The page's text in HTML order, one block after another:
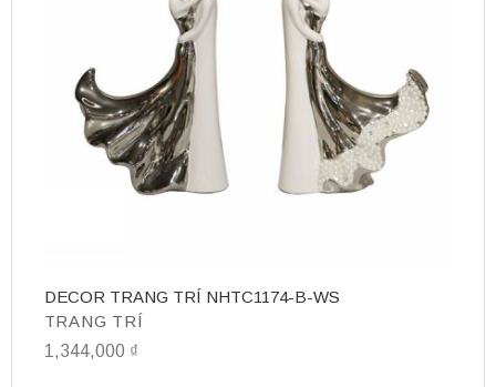
TRANG TRÍ
DECOR TRANG TRÍ NHTC1174-B-WS
1,344,000 ₫